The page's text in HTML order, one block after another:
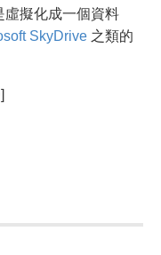
虛擬化成一個資料
SkyDrive 之類的